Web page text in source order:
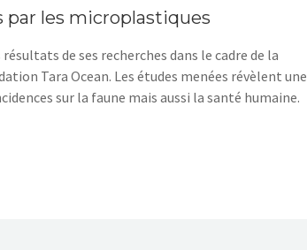
par les microplastiques
de ses recherches dans le cadre de la
Tara Ocean. Les études menées révèlent une
sur la faune mais aussi la santé humaine.